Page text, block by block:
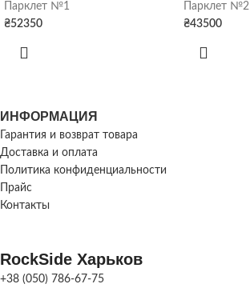
Парклет №1
₴52350
Парклет №2
₴43500
ИНФОРМАЦИЯ
Гарантия и возврат товара
Доставка и оплата
Политика конфиденциальности
Прайс
Контакты
RockSide Харьков
+38 (050) 786-67-75